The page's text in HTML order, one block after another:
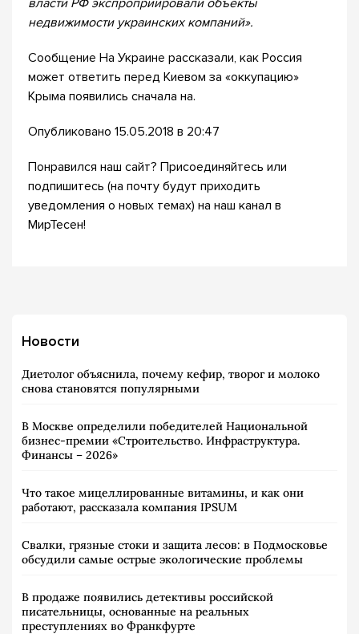
недвижимости украинских компаний».
Сообщение На Украине рассказали, как Россия
может ответить перед Киевом за «оккупацию»
Крыма появились сначала на.
Опубликовано 15.05.2018 в 20:47
Понравился наш сайт? Присоединяйтесь или
подпишитесь (на почту будут приходить
уведомления о новых темах) на наш канал в
МирТесен!
Новости
Диетолог объяснила, почему кефир, творог и молоко
снова становятся популярными
В Москве определили победителей Национальной
бизнес-премии «Строительство. Инфраструктура.
Финансы – 2026»
Что такое мицеллированные витамины, и как они
работают, рассказала компания IPSUM
Свалки, грязные стоки и защита лесов: в Подмосковье
обсудили самые острые экологические проблемы
В продаже появились детективы российской
писательницы, основанные на реальных
преступлениях во Франкфурте